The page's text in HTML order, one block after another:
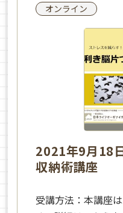
オンライン
2021年9月18
収納術講座
受講方法：本講座